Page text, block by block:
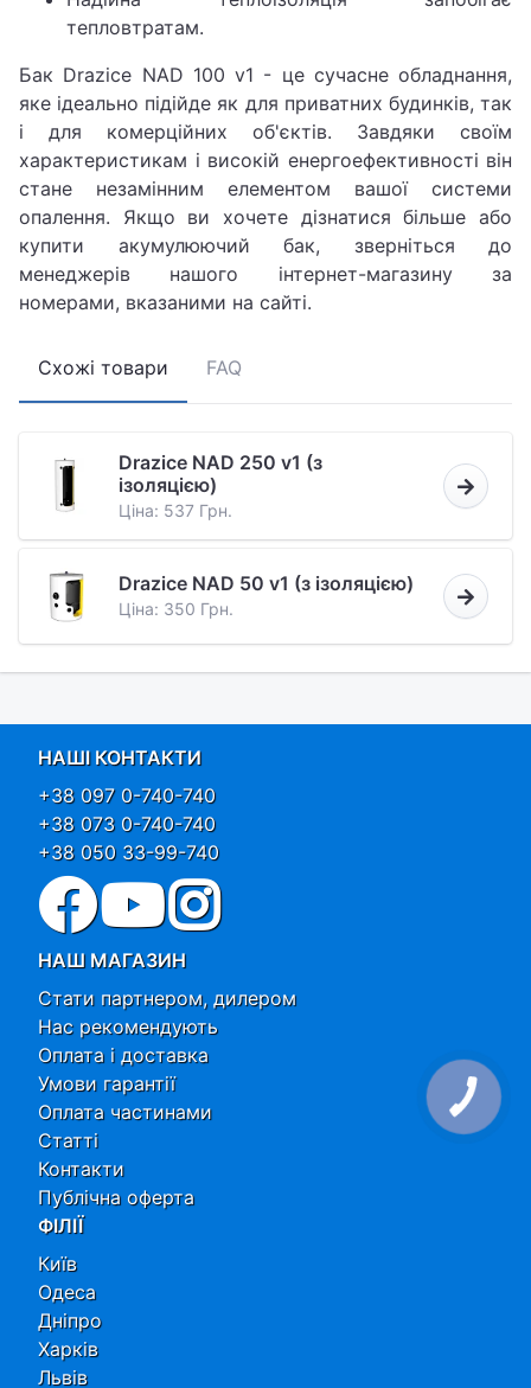
тепловтратам.
Бак Drazice NAD 100 v1 - це сучасне обладнання,
яке ідеально підійде як для приватних будинків, так
і для комерційних об'єктів. Завдяки своїм
характеристикам і високій енергоефективності він
стане незамінним елементом вашої системи
опалення. Якщо ви хочете дізнатися більше або
купити акумулюючий бак, зверніться до
менеджерів нашого інтернет-магазину за
номерами, вказаними на сайті.
Схожі товари FAQ
Drazice NAD 250 v1 (з
ізоляцією)
Ціна: 537 Грн.
Drazice NAD 50 v1 (з ізоляцією)
Ціна: 350 Грн.
НАШІ КОНТАКТИ
+38 097 0-740-740
+38 073 0-740-740
+38 050 33-99-740
НАШ МАГАЗИН
Стати партнером, дилером
Нас рекомендують
Оплата і доставка
Умови гарантії
Оплата частинами
Статті
Контакти
Публічна оферта
ФІЛІЇ
Київ
Одеса
Дніпро
Харків
Львів